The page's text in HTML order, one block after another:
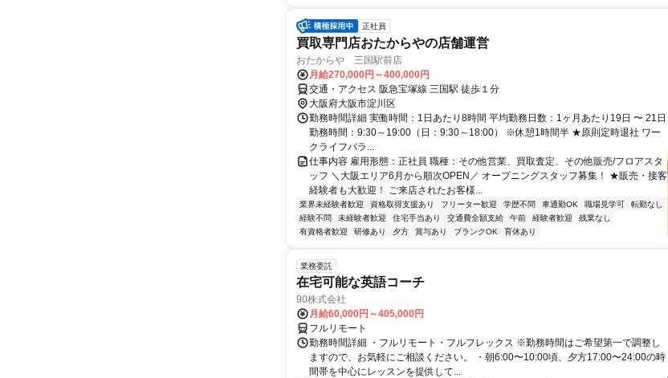
正社員
買取専門店おたからやの店舗運営
おたからや 三国駅前店
月給270,000円～400,000円
交通・アクセス 阪急宝塚線 三国駅 徒歩１分
大阪府大阪市淀川区
勤務時間詳細 実働時間：1日あたり8時間 平均勤務日数：1ヶ月あたり19日 〜 21日
勤務時間：9:30～19:00（日：9:30～18:00） ※休憩1時間半 ★原則定時退社 ワー
クライフバラ...
仕事内容 雇用形態：正社員 職種：その他営業、買取査定、その他販売/フロアスタ
ッフ ＼大阪エリア6月から順次OPEN／ オープニングスタッフ募集！ ★販売・接客
経験者も大歓迎！ ご来店されたお客様...
業界未経験者歓迎 資格取得支援あり フリーター歓迎 学歴不問 車通勤OK 職場見学可
転勤なし
経験不問
未経験者歓迎 住宅手当あり 交通費全額支給 午前 経験者歓迎
残業なし
有資格者歓迎
研修あり 夕方 賞与あり ブランクOK 育休あり
業務委託
在宅可能な英語コーチ
90株式会社
月給60,000円～405,000円
フルリモート
勤務時間詳細 ・フルリモート・フルフレックス ※勤務時間はご希望第一で調整し
ますので、お気軽にご相談ください。 ・朝6:00〜10:00頃、夕方17:00〜24:00の時
間帯を中心にレッスンを提供して...